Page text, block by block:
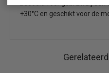
+30°C en geschikt voor de